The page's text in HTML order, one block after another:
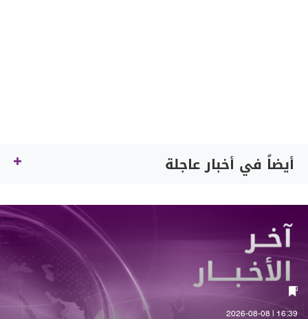
أيضاً في أخبار عاجلة
16:39 | 2026-08-08